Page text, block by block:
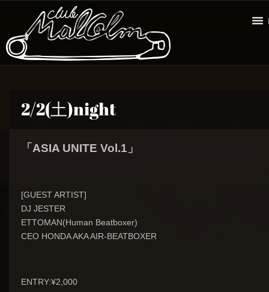
2/2(土)night
「ASIA UNITE Vol.1」
[GUEST ARTIST]
DJ JESTER
ETTOMAN(Human Beatboxer)
CEO HONDA AKA AIR-BEATBOXER
ENTRY:¥2,000